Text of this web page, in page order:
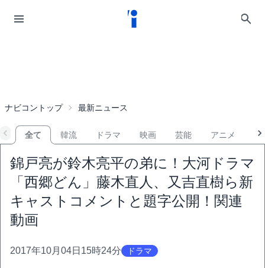
ナビコントップ 最新ニュース
全て 韓流 ドラマ 映画 芸能 アニメ
錦戸亮が鈴木亮平の弟に！大河ドラマ
「西郷どん」藤木直人、又吉直樹ら新
キャストコメントと題字公開！関連
動画
2017年10月04日15時24分 ドラマ